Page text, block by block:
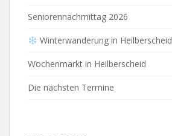
Seniorennachmittag 2026
Winterwanderung in Heilberscheid
Wochenmarkt in Heilberscheid
Die nächsten Termine